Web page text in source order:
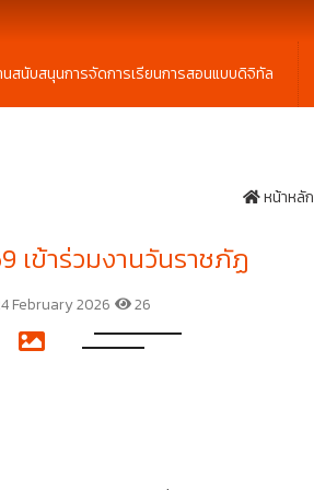
นสนับสนุนการจัดการเรียนการสอนแบบดิจิทัล
หน้าหลัก
เข้าร่วมงานวันราชภัฏ
February 2026 26